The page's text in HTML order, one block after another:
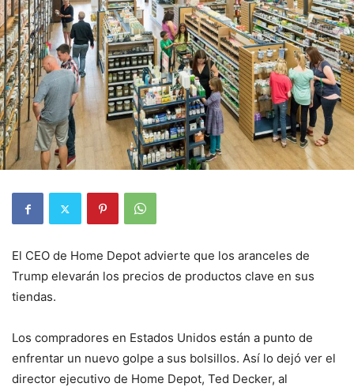
El CEO de Home Depot advierte que los aranceles de
Trump elevarán los precios de productos clave en sus
tiendas.
Los compradores en Estados Unidos están a punto de
enfrentar un nuevo golpe a sus bolsillos. Así lo dejó ver el
director ejecutivo de Home Depot, Ted Decker, al